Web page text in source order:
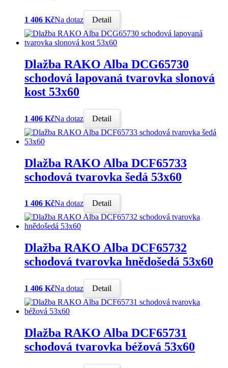
1 406 KčNa dotaz Detail
Dlažba RAKO Alba DCG65730
schodová lapovaná tvarovka slonová
kost 53x60
1 406 KčNa dotaz Detail
Dlažba RAKO Alba DCF65733
schodová tvarovka šedá 53x60
1 406 KčNa dotaz Detail
Dlažba RAKO Alba DCF65732
schodová tvarovka hnědošedá 53x60
1 406 KčNa dotaz Detail
Dlažba RAKO Alba DCF65731
schodová tvarovka béžová 53x60